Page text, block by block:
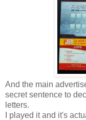
And the main
secret sentence to
letters.
I played it and it's